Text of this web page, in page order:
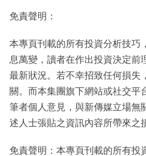
免責聲明：
本專頁刊載的所有投資分析技巧
息萬變，讀者在作出投資決定前
最新狀況。若不幸招致任何損失
關。而本集團旗下網站或社交平
筆者個人意見，與新傳媒立場無
述人士張貼之資訊內容所帶來之
免責聲明：本專頁刊載的所有投